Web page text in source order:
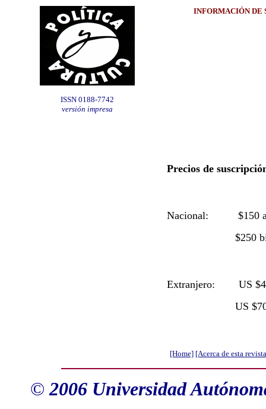
ISSN 0188-7742
versión impresa
INFORMACIÓN DE
Precios de
Nacional: $150
$250 bianual
Extranjero: US $40
US $70
[Home] [Acerca de esta
© 2006 Universidad